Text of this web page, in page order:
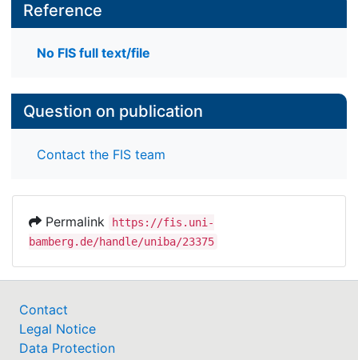
Reference
No FIS full text/file
Question on publication
Contact the FIS team
Permalink
https://fis.uni-
bamberg.de/handle/uniba/23375
Contact
Legal Notice
Data Protection